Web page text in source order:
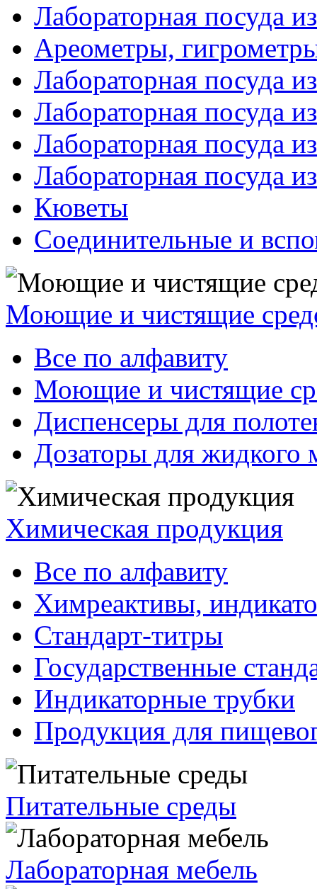
Лабораторная посуда
Ареометры,
Лабораторная посуда
Лабораторная посуда
Лабораторная посуда
Лабораторная посуда
Кюветы
Соединительные и
Моющие и чистящие
Все по алфавиту
Моющие и чистящие
Диспенсеры для
Дозаторы для жидкого
Химическая продукция
Все по алфавиту
Химреактивы,
Стандарт-титры
Государственные
Индикаторные трубки
Продукция для
Питательные среды
Лабораторная мебель